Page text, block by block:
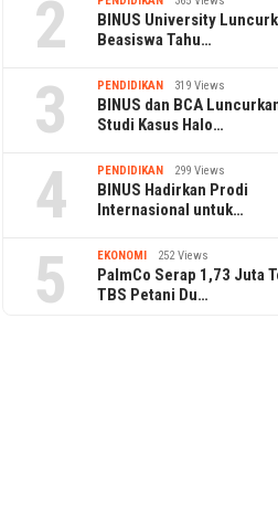
2
BINUS University
Beasiswa Tahu…
3 PENDIDIKAN 319 Views
BINUS dan BCA
Studi Kasus Halo…
4 PENDIDIKAN 299 Views
BINUS Hadirkan Prodi
Internasional untuk…
5 EKONOMI 252 Views
PalmCo Serap 1,73 Juta
TBS Petani Du…